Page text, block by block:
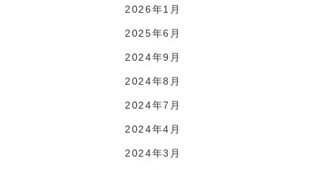
2026年1月
2025年6月
2024年9月
2024年8月
2024年7月
2024年4月
2024年3月